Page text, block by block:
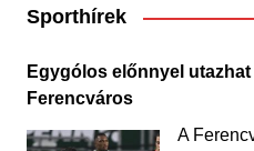
Sporthírek
Egygólos előnnyel
Ferencváros
A